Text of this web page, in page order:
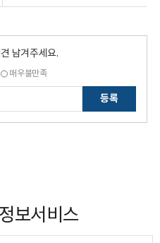
남겨주세요.
매우불만족
등록
보서비스